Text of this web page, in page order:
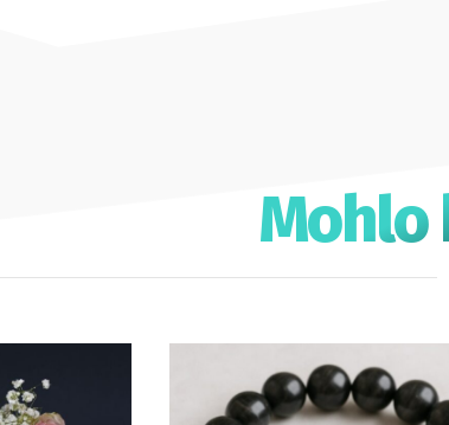
Mohlo